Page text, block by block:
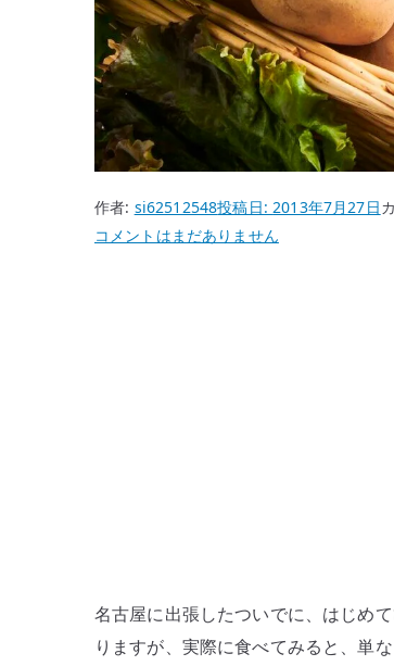
作者: si62512548投稿日:2013年7月27日
ひ
ま・
味・
コメントはまだありません
名古屋に出張したついでに、はじめ
りますが、実際に食べてみると、単